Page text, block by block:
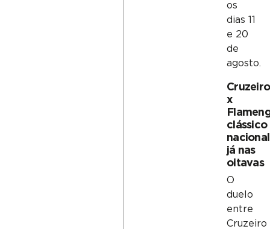
os
dias 11
e 20
de
agosto.
Cruzeiro
x
clássico
nacional
já nas
oitavas
O
duelo
entre
Cruzeiro